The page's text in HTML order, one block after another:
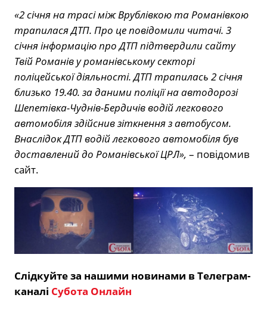
«2 січня на трасі між Врублівкою та Романівкою
трапилася ДТП. Про це повідомили читачі. 3
січня інформацію про ДТП підтвердили сайту
Твій Романів у романівському секторі
поліцейської діяльності. ДТП трапилась 2 січня
близько 19.40. за даними поліції на автодорозі
Шепетівка-Чуднів-Бердичів водій легкового
автомобіля здійснив зіткнення з автобусом.
Внаслідок ДТП водій легкового автомобіля був
доставлений до Романівської ЦРЛ», – повідомив
сайт.
Слідкуйте за нашими новинами в Телеграм-
каналі Субота Онлайн